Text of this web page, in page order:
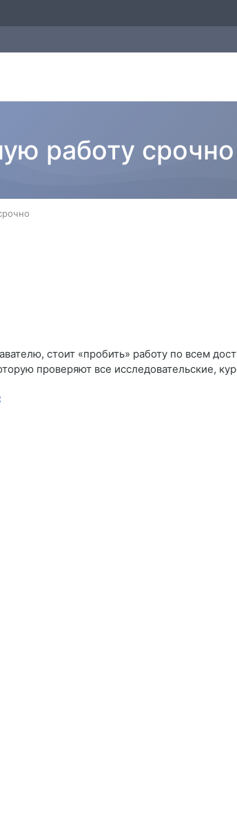
работу срочно
стоит «пробить» работу по всем
проверяют все исследовательские,